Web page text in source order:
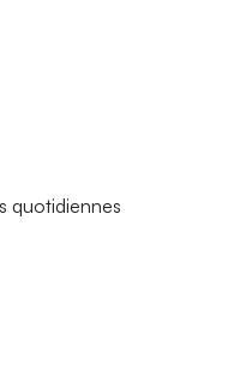
quotidiennes